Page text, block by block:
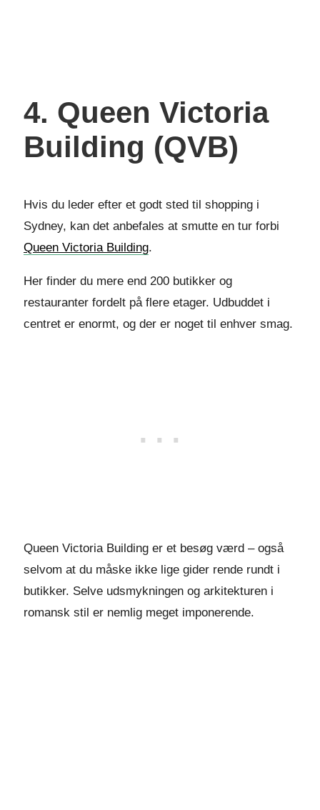
4. Queen Victoria
Building (QVB)
Hvis du leder efter et godt sted til shopping i
Sydney, kan det anbefales at smutte en tur forbi
Queen Victoria Building.
Her finder du mere end 200 butikker og
restauranter fordelt på flere etager. Udbuddet i
centret er enormt, og der er noget til enhver smag.
Queen Victoria Building er et besøg værd – også
selvom at du måske ikke lige gider rende rundt i
butikker. Selve udsmykningen og arkitekturen i
romansk stil er nemlig meget imponerende.